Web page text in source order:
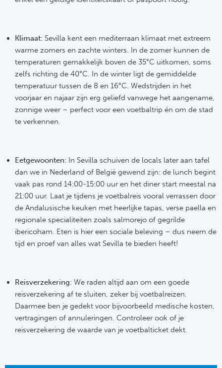
Klimaat: Sevilla kent een mediterraan klimaat met extreem
warme zomers en zachte winters. In de zomer kunnen de
temperaturen gemakkelijk boven de 35°C uitkomen, soms
zelfs richting de 40°C. In de winter ligt de gemiddelde
temperatuur tussen de 8 en 16°C. Wedstrijden in het
voorjaar en najaar zijn erg geliefd vanwege het aangename,
zonnige weer – perfect voor een voetbaltrip én om de stad
te verkennen.
Eetgewoonten: In Sevilla schuiven de locals later aan tafel
dan we in Nederland of België gewend zijn: de lunch begint
vaak pas rond 14:00-15:00 uur en het diner start meestal na
21:00 uur. Laat je tijdens je voetbalreis vooral verrassen door
de Andalusische keuken met heerlijke tapas, verse paella en
regionale specialiteiten zoals salmorejo of gegrilde
ibericoham. Eten is hier een sociale beleving – dus neem de
tijd en proef van alles wat Sevilla te bieden heeft!
Reisverzekering: We raden altijd aan om een goede
reisverzekering af te sluiten, zeker bij voetbalreizen.
Daarmee ben je gedekt voor bijvoorbeeld medische kosten,
vertragingen of annuleringen. Controleer ook of je
reisverzekering de waarde van je voetbalticket dekt.